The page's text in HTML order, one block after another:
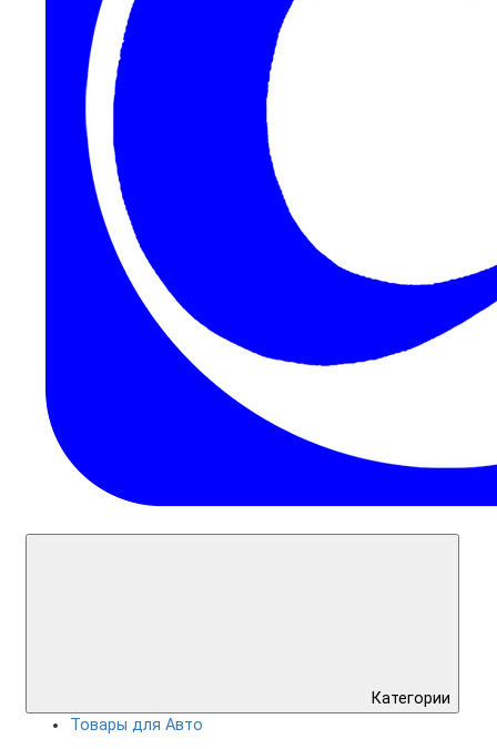
Категории
Товары для Авто